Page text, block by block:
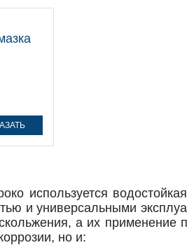
используется
и универсальными
а их применение
но и: